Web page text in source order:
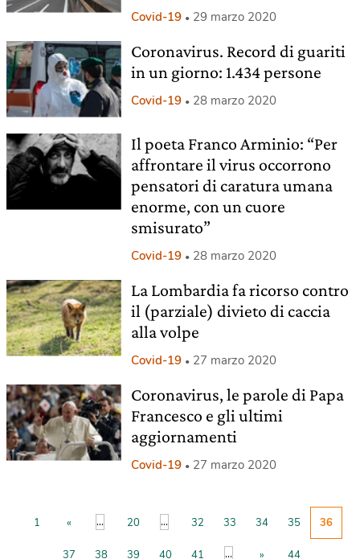
Covid-19 29 marzo 2020
Coronavirus. Record di guariti
in un giorno: 1.434 persone
Covid-19 28 marzo 2020
Il poeta Franco Arminio: “Per
affrontare il virus occorrono
pensatori di caratura umana
enorme, con un cuore
smisurato”
Covid-19 28 marzo 2020
La Lombardia fa ricorso contro
il (parziale) divieto di caccia
alla volpe
Covid-19 27 marzo 2020
Coronavirus, le parole di Papa
Francesco e gli ultimi
aggiornamenti
Covid-19 27 marzo 2020
1 « ... 20 ... 32 33 34 35 36
37 38 39 40 41 ... » 44